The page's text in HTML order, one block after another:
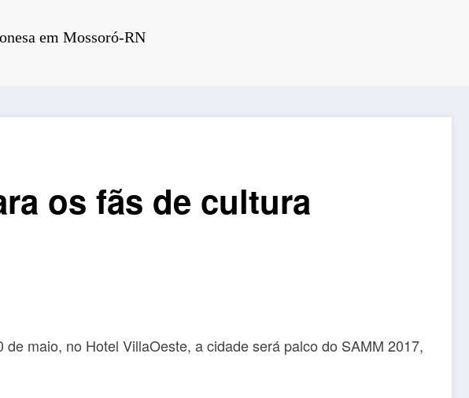
em Mossoró-RN
os fãs de cultura
maio, no Hotel VillaOeste, a cidade será palco do SAMM 2017,